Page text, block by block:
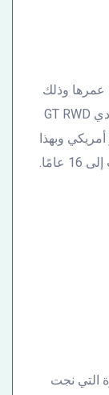
عمرها وذلك
بعدما أعلنت الشركة الألمانية عن طراز أودي GT RWD
يتوفر بسعر 251 دولار أمريكي وبهذا
عامًا السيارة التي نجت